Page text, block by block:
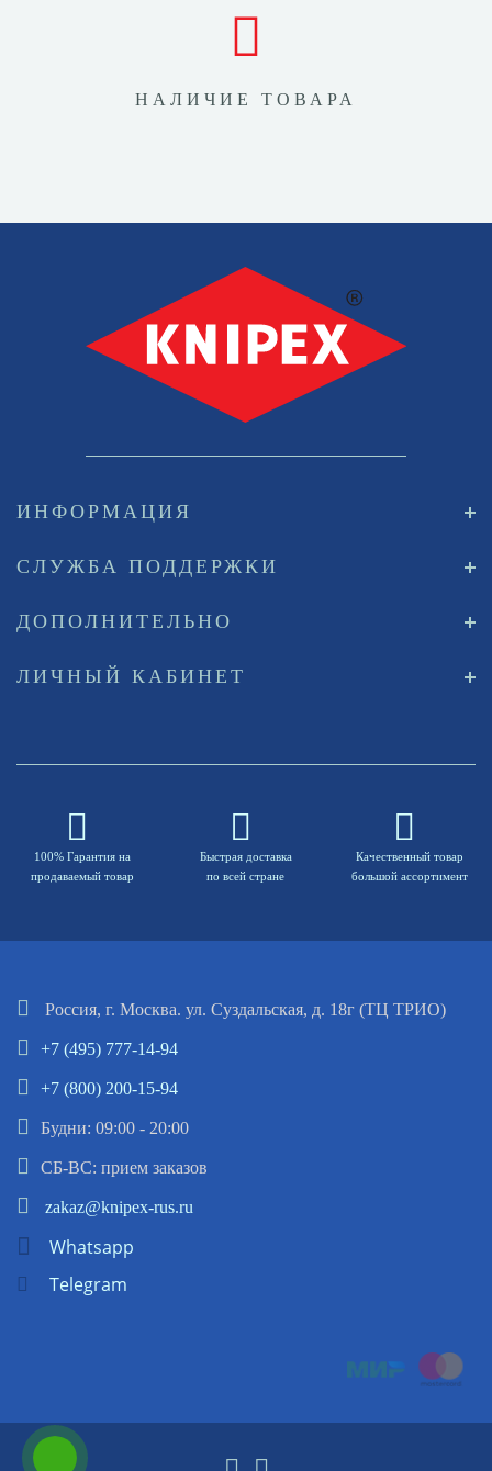
НАЛИЧИЕ ТОВАРА
ИНФОРМАЦИЯ
СЛУЖБА ПОДДЕРЖКИ
ДОПОЛНИТЕЛЬНО
ЛИЧНЫЙ КАБИНЕТ
100% Гарантия на
продаваемый товар
Быстрая доставка
по всей стране
Качественный товар
большой ассортимент
Россия, г. Москва. ул. Суздальская, д. 18г (ТЦ ТРИО)
+7 (495) 777-14-94
+7 (800) 200-15-94
Будни: 09:00 - 20:00
СБ-ВС: прием заказов
zakaz@knipex-rus.ru
Whatsapp
Telegram